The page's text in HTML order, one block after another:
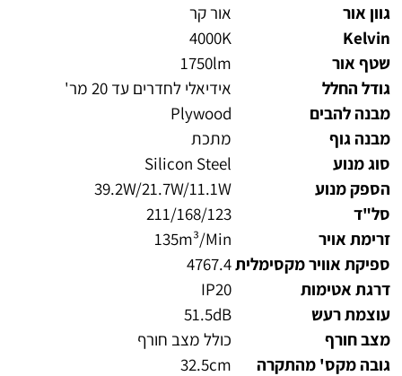
גוון אור
אור קר
Kelvin
4000K
שטף אור
1750lm
גודל החלל
אידיאלי לחדרים עד 20 מר'
מבנה להבים
Plywood
מבנה גוף
מתכת
סוג מנוע
Silicon Steel
הספק מנוע
39.2W/21.7W/11.1W
סל"ד
211/168/123
זרימת אויר
135m³/Min
ספיקת אוויר מקסימלית4767.4
דרגת אטימות
IP20
עוצמת רעש
51.5dB
מצב חורף
כולל מצב חורף
גובה מקס' מהתקרה
32.5cm